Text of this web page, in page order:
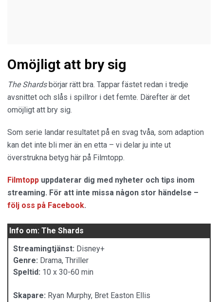
Omöjligt att bry sig
The Shards börjar rätt bra. Tappar fästet redan i tredje
avsnittet och slås i spillror i det femte. Därefter är det
omöjligt att bry sig.
Som serie landar resultatet på en svag tvåa, som adaption
kan det inte bli mer än en etta – vi delar ju inte ut
överstrukna betyg här på Filmtopp.
Filmtopp uppdaterar dig med nyheter och tips inom
streaming. För att inte missa någon stor händelse –
följ oss på Facebook.
Info om: The Shards
Streamingtjänst: Disney+
Genre: Drama, Thriller
Speltid: 10 x 30-60 min
Skapare: Ryan Murphy, Bret Easton Ellis